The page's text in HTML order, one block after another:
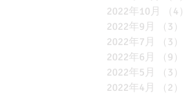
2022年10月
（4）
2022年9月
（3）
2022年7月
（3）
2022年6月
（9）
2022年5月
（3）
2022年4月
（2）